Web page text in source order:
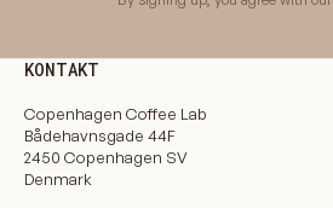
KONTAKT
Copenhagen Coffee Lab
Bådehavnsgade 44F
2450 Copenhagen SV
Denmark